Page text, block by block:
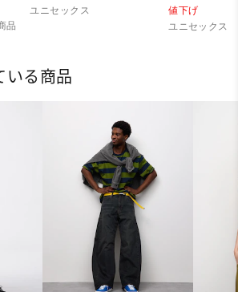
品
ユニセックス
値下げ
ユニセックス
いる商品